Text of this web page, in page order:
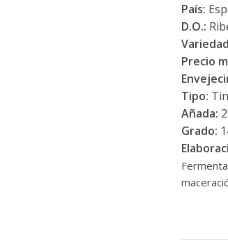
País:
D.O.:
Precio
Tipo:
Añada:
Grado: